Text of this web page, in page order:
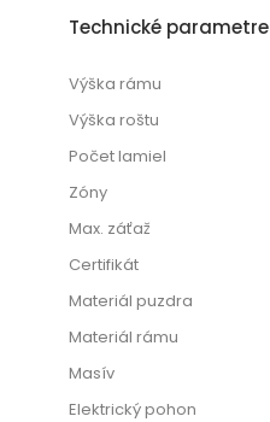
Technické parametre
Výška rámu
Výška roštu
Počet lamiel
Zóny
Max. záťaž
Certifikát
Materiál puzdra
Materiál rámu
Masív
Elektrický pohon